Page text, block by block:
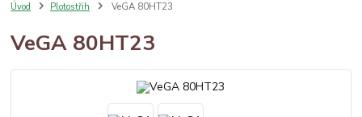
Úvod Plotostřih VeGA 80HT23
VeGA 80HT23